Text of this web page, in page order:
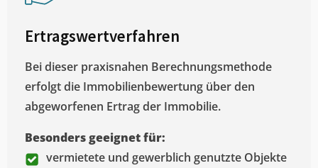
Ertragswertverfahren
Bei dieser praxisnahen Berechnungsmethode
erfolgt die Immobilienbewertung über den
abgeworfenen Ertrag der Immobilie.
Besonders geeignet für:
vermietete und gewerblich genutzte Objekte